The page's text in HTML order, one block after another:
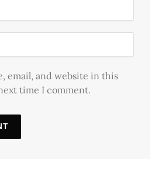
email, and website in this
time I comment.